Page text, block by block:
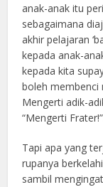
anak-anak itu
sebagaimana
akhir pelajaran
kepada anak-
kepada kita
boleh membenci
Mengerti adik-
“Mengerti
Tapi apa yang
rupanya
sambil